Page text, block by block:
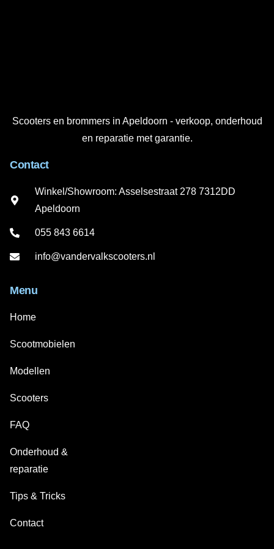
Scooters en brommers in Apeldoorn - verkoop, onderhoud
en reparatie met garantie.
Contact
Winkel/Showroom: Asselsestraat 278 7312DD
Apeldoorn
055 843 6614
info@vandervalkscooters.nl
Menu
Home
Scootmobielen
Modellen
Scooters
FAQ
Onderhoud &
reparatie
Tips & Tricks
Contact